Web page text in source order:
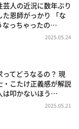
すとものいたっ
やねん！？」
芸人の近況に数年ぶり
た恩師がっかり 「な
なっちゃったの…
2025.05.24
ってどうなるの？ 現
・こたけ正義感が解説
は叩かないほう…
2025.05.21